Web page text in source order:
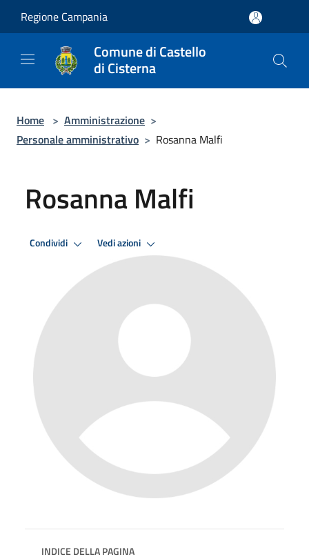
Regione Campania
Comune di Castello
di Cisterna
Home > Amministrazione >
Personale amministrativo > Rosanna Malfi
Rosanna Malfi
Condividi Vedi azioni
INDICE DELLA PAGINA